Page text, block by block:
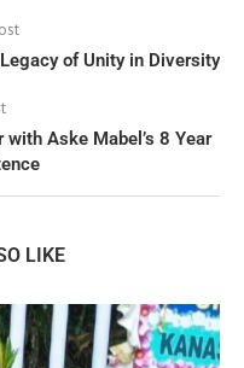
of Unity in Diversity
with Aske Mabel’s 8 Year
LIKE